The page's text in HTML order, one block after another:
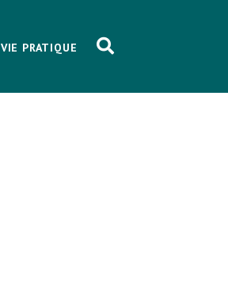
VIE PRATIQUE